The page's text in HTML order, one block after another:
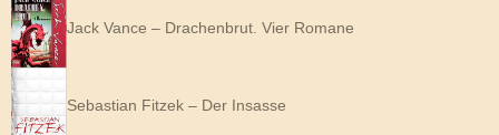
Jack Vance – Drachenbrut. Vier Romane
Sebastian Fitzek – Der Insasse